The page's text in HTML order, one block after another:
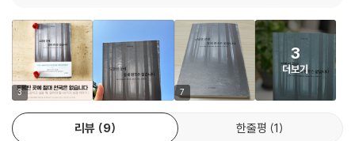
며 지혜의 적용입니다.
--- p.102
올바른 비판은 생명력이 있습니다. 우리의 일상을 나은 방향으로 이끌고
더 건강하고 풍요로운 삶을 살도록 만드는 축복의 선물이 되어주지요. 반
면 비판을 무시하고 자기 고집만 부리는 사람들도 있습니다. 잠언은 그들
정한 소통의 중요성을, 모세와 형 아론의 이야기는 현명한 인간관계를 지
켜낼 수 있는 혜안을 엿볼 수 있다.
우리는 종종 타인의 눈을 신경 쓰느라 진짜 나의 삶을 놓치며 산다. 세상이
정해놓은 기준대로 사느라 정작 소중한 것을 챙기지 못한다. 하지만 우리
인생의 주인공은 나 자신이다. 내 삶의 주인공으로 살아가기 위한 답과 방
식은 하나다. ‘스스로 삶의 목적지를 결정하고 뚜벅뚜벅 걸어나가는 것.’ 이
3 7
3
더보기
리뷰 9 한줄평 1